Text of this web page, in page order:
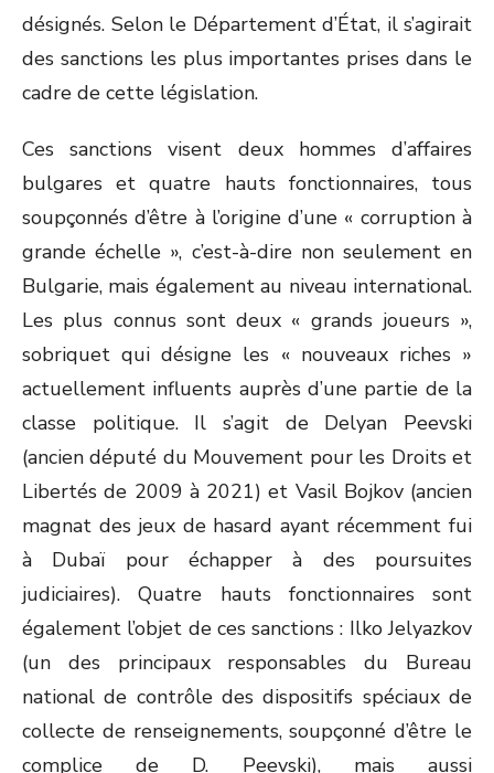
désignés. Selon le Département d’État, il s’agirait
des sanctions les plus importantes prises dans le
cadre de cette législation.
Ces sanctions visent deux hommes d’affaires
bulgares et quatre hauts fonctionnaires, tous
soupçonnés d’être à l’origine d’une « corruption à
grande échelle », c’est-à-dire non seulement en
Bulgarie, mais également au niveau international.
Les plus connus sont deux « grands joueurs »,
sobriquet qui désigne les « nouveaux riches »
actuellement influents auprès d’une partie de la
classe politique. Il s’agit de Delyan Peevski
(ancien député du Mouvement pour les Droits et
Libertés de 2009 à 2021) et Vasil Bojkov (ancien
magnat des jeux de hasard ayant récemment fui
à Dubaï pour échapper à des poursuites
judiciaires). Quatre hauts fonctionnaires sont
également l’objet de ces sanctions : Ilko Jelyazkov
(un des principaux responsables du Bureau
national de contrôle des dispositifs spéciaux de
collecte de renseignements, soupçonné d’être le
complice de D. Peevski), mais aussi